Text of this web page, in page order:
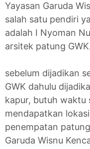
Yayasan Garuda
salah satu pendiri
adalah I Nyoman
arsitek patung
sebelum dijadikan
GWK dahulu
kapur, butuh waktu
mendapatkan
penempatan
Garuda Wisnu